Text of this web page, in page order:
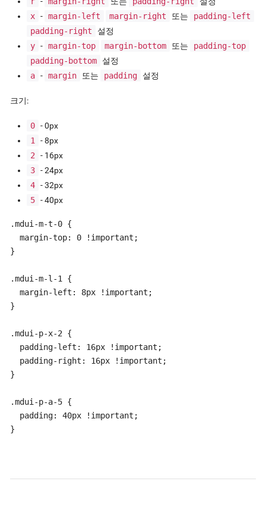
x - margin-left margin-right 또는
padding-left
padding-right
설정
y - margin-top margin-bottom 또는
padding-top
padding-bottom
설정
a - margin 또는 padding 설정
크기:
0 - 0px
1
- 8px
2
- 16px
3 - 24px
4 - 32px
5 - 40px
.mdui-m-t-0 {
  margin-top: 0 !important;
}
.mdui-m-l-1 {
  margin-left: 8px !important;
}
.mdui-p-x-2 {
  padding-left: 16px !important;
  padding-right: 16px !important;
}
.mdui-p-a-5 {
  padding: 40px !important;
}